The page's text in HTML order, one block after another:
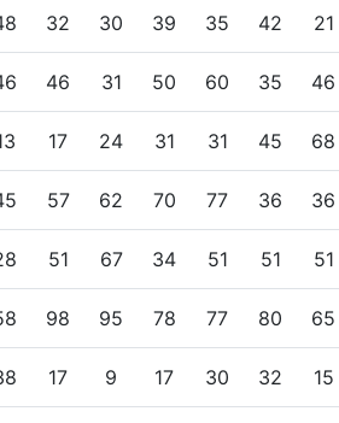
32 30 39 35 42 21
46 31 50 60 35 46
17 24 31 31 45 68
57 62 70 77 36 36
51 67 34 51 51 51
98 95 78 77 80 65
17 9 17 30 32 15